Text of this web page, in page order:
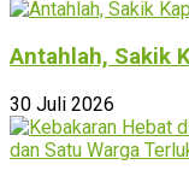
Antahlah, Sakik
30 Juli 2026